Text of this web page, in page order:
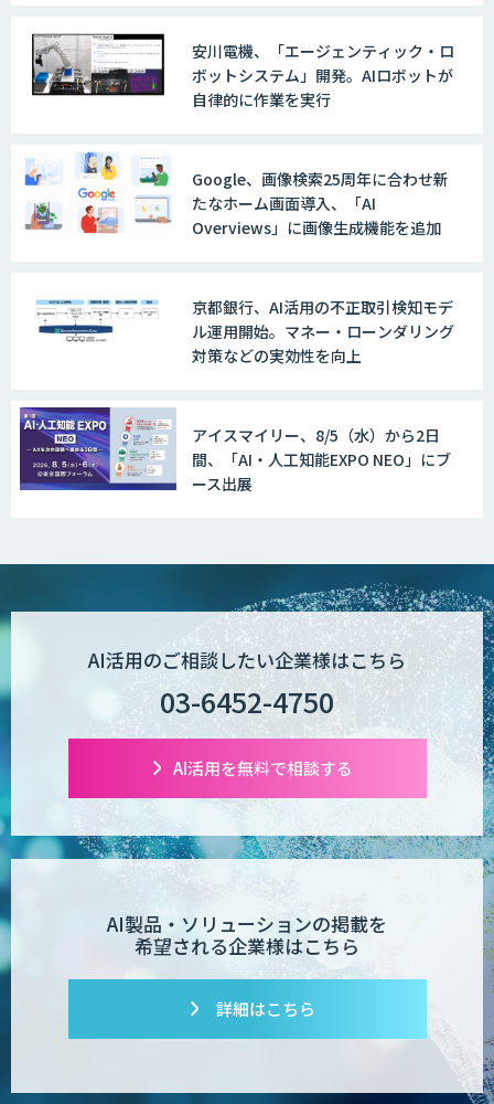
AI・DXコンサルティング伴走支援サービ
FUNNELシリーズ
AI受託開発（データ分析・画像認識）
析総合ソリューション
デジパーク
デジフロー
安川電機、「エージェンティック・ロ
ボットシステム」開発。AIロボットが
自律的に作業を実行
Google、画像検索25周年に合わせ新
たなホーム画面導入、「AI
Overviews」に画像生成機能を追加
京都銀行、AI活用の不正取引検知モデ
ル運用開始。マネー・ローンダリング
対策などの実効性を向上
アイスマイリー、8/5（水）から2日
間、「AI・人工知能EXPO NEO」にブ
ース出展
AI活用のご相談したい企業様はこちら
03-6452-4750
AI活用を無料で相談する
AI製品・ソリューションの掲載を
希望される企業様はこちら
詳細はこちら